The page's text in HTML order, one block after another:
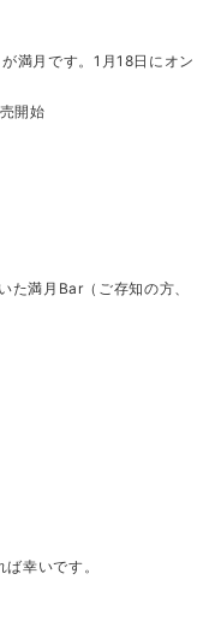
満月です。1月18日にオン
開始
た満月Bar（ご存知の方、
幸いです。